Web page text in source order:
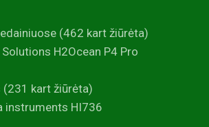
(462 kart žiūrėta)
H2Ocean P4 Pro
(231 kart žiūrėta)
instruments HI736